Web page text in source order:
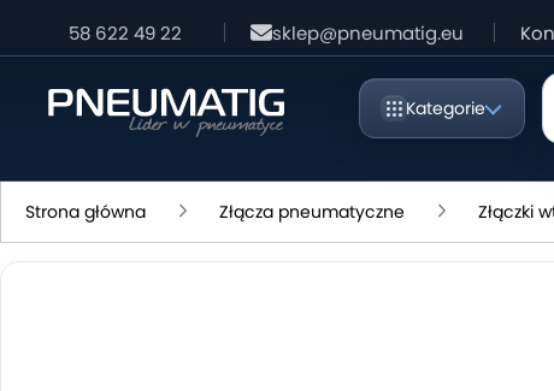
58 622 49 22 sklep@pneumatig.eu
Kategorie
Strona główna Złącza pneumatyczne Złączki